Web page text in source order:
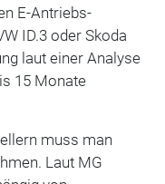
E-Antriebs-
ID.3 oder Skoda
laut einer Analyse
15 Monate
muss man
Laut MG